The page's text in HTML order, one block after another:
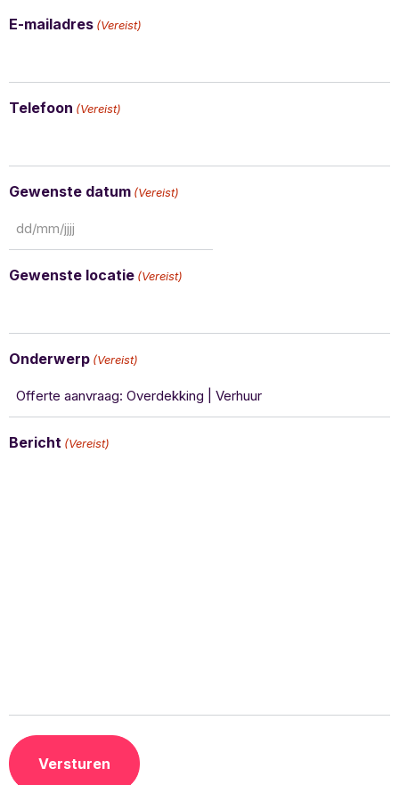
E-mailadres (Vereist)
Telefoon (Vereist)
Gewenste datum (Vereist)
Gewenste locatie (Vereist)
Onderwerp (Vereist)
Bericht (Vereist)